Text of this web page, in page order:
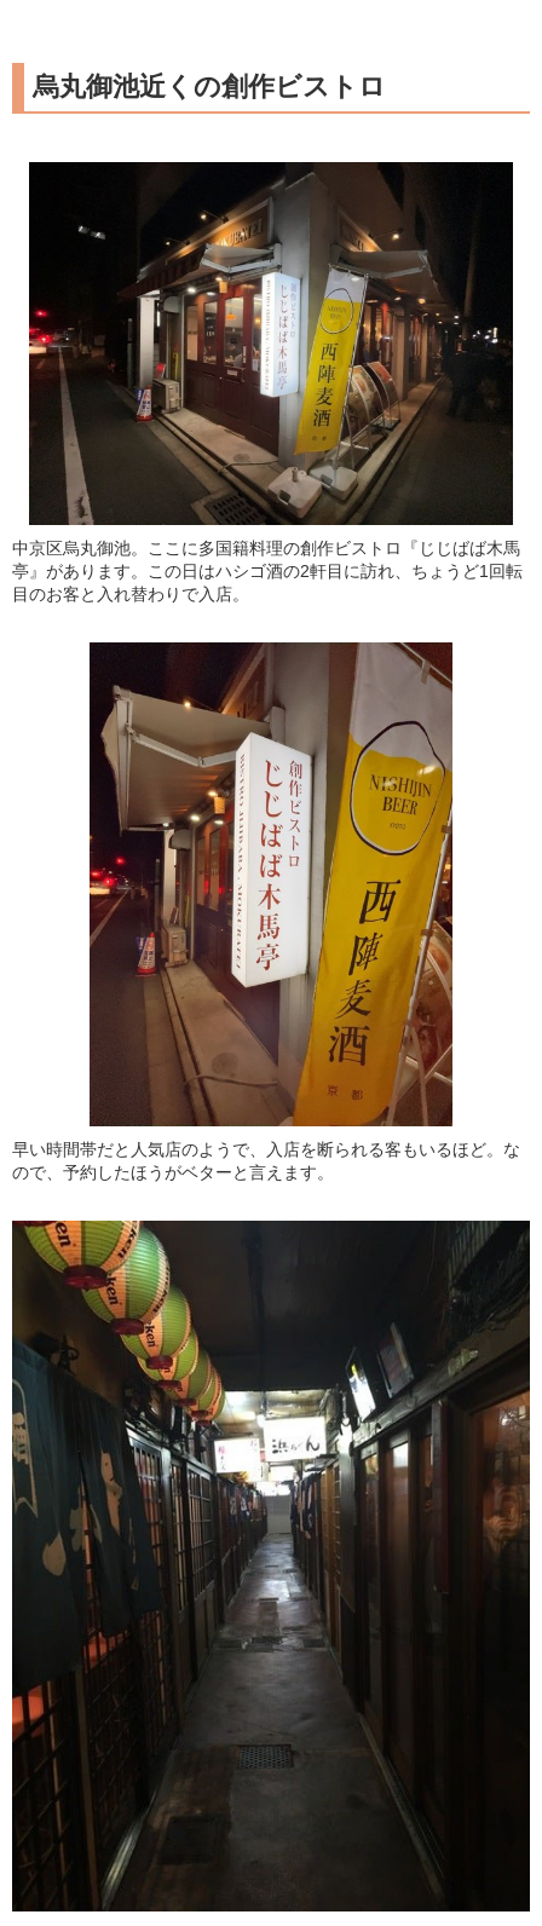
烏丸御池近くの創作ビストロ
中京区烏丸御池。ここに多国籍料理の創作ビストロ『じじばば木馬
亭』があります。この日はハシゴ酒の2軒目に訪れ、ちょうど1回転
目のお客と入れ替わりで入店。
早い時間帯だと人気店のようで、入店を断られる客もいるほど。な
ので、予約したほうがベターと言えます。